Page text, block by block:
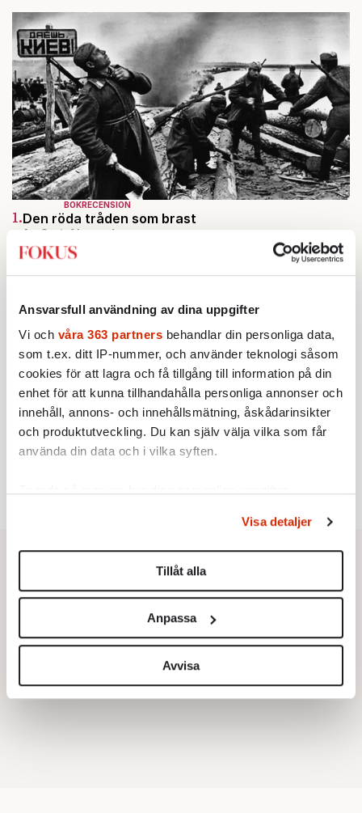
Ansvarsfull användning av dina uppgifter
Vi och våra 363 partners behandlar din personliga data,
som t.ex. ditt IP-nummer, och använder teknologi såsom
cookies för att lagra och få tillgång till information på din
enhet för att kunna tillhandahålla personliga annonser och
innehåll, annons- och innehållsmätning, åskådarinsikter
och produktutveckling. Du kan själv välja vilka som får
använda din data och i vilka syften.
Du kan ändra eller dra tillbaka ditt samtycke när som
helst från cookie-förklaringen.
Vi använder enhetsidentifierare för att anpassa innehållet
för sociala medier och analysera vår trafik. Vi
vidarebefordrar även sådana identifierare och annan
information från din enhet till de sociala medier och
annons- och analysföretag som vi samarbetar med.
Dessa kan i sin tur kombinera informationen med annan
Visa detaljer
Tillåt alla
Anpassa
Avvisa
BOKRECENSION
1.Den röda tråden som brast
Av: Gustaf Lewander
INRIKES
2.Vattenbristen är här – men var femte liter läcker
ut
3.Johan Hakelius:DN-rubriken visar vad som sägs
mellan raderna
4.Nina Lekander:På ”Kommunisthögskolan” drömde
alla om att vara arbetarklass
KRÖNIKA
5.Frans Wachtmeister: Ja, AC är ett hot mot den
franska civilisationen
STICKET
6.Bitte Assarmo:Sagan om den lågbegåvade